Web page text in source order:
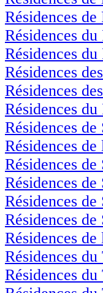
Résidences de
Résidences
Résidences
Résidences
Résidences
Résidences du
Résidences
Résidences de
Résidences de
Résidences
Résidences
Résidences
Résidences de
Résidences du
Résidences